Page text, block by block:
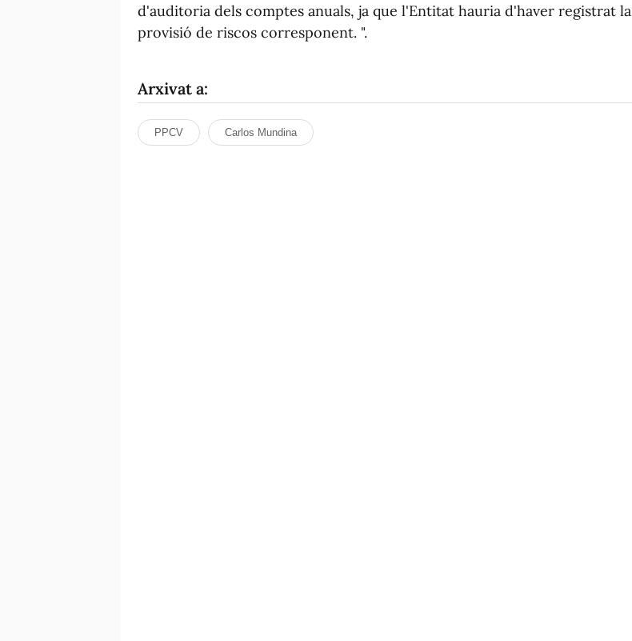
d'auditoria dels comptes anuals, ja que l'Entitat hauria d'haver registrat la
provisió de riscos corresponent. ".
Arxivat a:
PPCV Carlos Mundina